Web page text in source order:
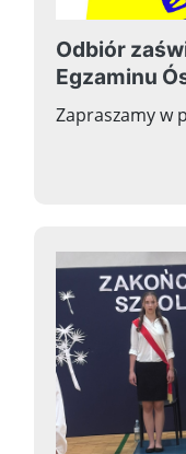
Odbiór
Egzaminu
Zapraszamy w